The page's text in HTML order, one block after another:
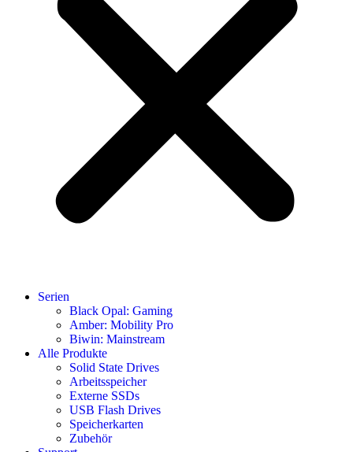
Serien
Black Opal: Gaming
Amber: Mobility Pro
Biwin: Mainstream
Alle Produkte
Solid State Drives
Arbeitsspeicher
Externe SSDs
USB Flash Drives
Speicherkarten
Zubehör